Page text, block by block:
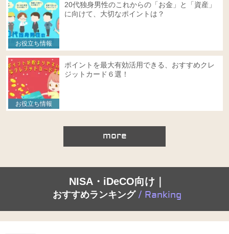
お役立ち情報
20代独身男性のこれからの「お金」と「資産」
に向けて、大切なポイントは？
お役立ち情報
ポイントを最大有効活用できる、おすすめクレ
ジットカード６選！
more
NISA・iDeCO向け｜
おすすめランキング/ Ranking